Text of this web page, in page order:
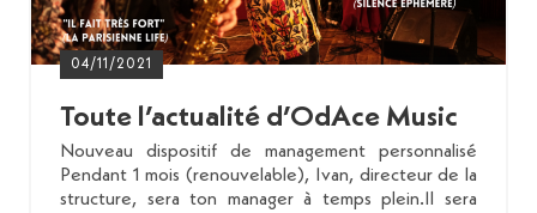
04/11/2021
Toute l’actualité d’OdAce Music
Nouveau dispositif de management personnalisé
Pendant 1 mois (renouvelable), Ivan, directeur de la
structure, sera ton manager à temps plein.Il sera